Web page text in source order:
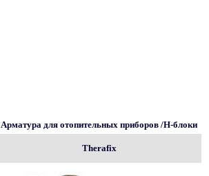
Арматура для отопительных приборов /Н-блоки
Therafix